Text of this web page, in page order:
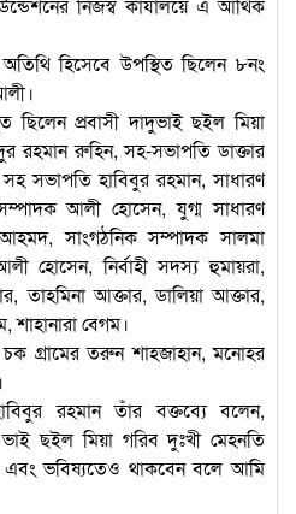
অতিথি হিসেবে উপস্থিত ছিলেন ৮নং
ছিলেন প্রবাসী দাদুভাই ছইল মিয়া
রহমান রুহিন, সহ-সভাপতি ডাক্তার
সভাপতি হাবিবুর রহমান, সাধারণ
আলী হোসেন, যুগ্ম সাধারণ
সাংগঠনিক সম্পাদক সালমা
হোসেন, নির্বাহী সদস্য হুমায়রা,
তাহমিনা আক্তার, ডালিয়া আক্তার,
বেগম।
গ্রামের তরুন শাহজাহান, মনোহর
রহমান তাঁর বক্তব্যে বলেন,
ভাই ছইল মিয়া গরিব দুঃখী মেহনতি
এবং ভবিষ্যতেও থাকবেন বলে আমি